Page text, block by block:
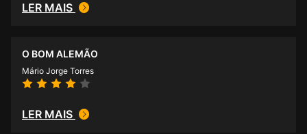
LER MAIS
O BOM ALEMÃO
Mário Jorge Torres
LER MAIS